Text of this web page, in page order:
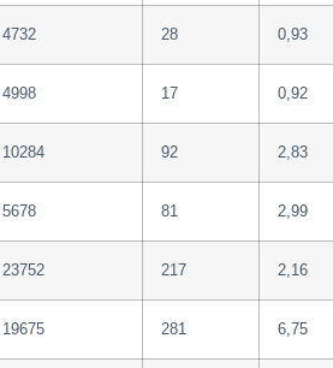
4732 28 0,93
4998 17 0,92
10284 92 2,83
5678 81 2,99
23752 217 2,16
19675 281 6,75